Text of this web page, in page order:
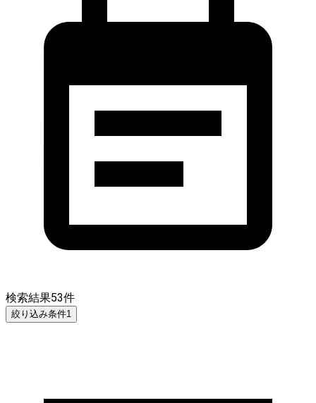
検索結果53件
絞り込み条件1